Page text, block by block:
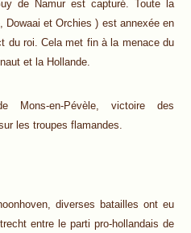
de Namur est capturé. Toute la
Dowaai et Orchies ) est annexée en
du roi. Cela met fin à la menace du
et la Hollande.
Mons-en-Pévèle, victoire des
les troupes flamandes.
diverses batailles ont eu
entre le parti pro-hollandais de